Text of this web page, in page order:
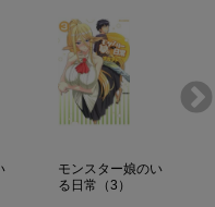
モンスター娘のい
る日常（3）